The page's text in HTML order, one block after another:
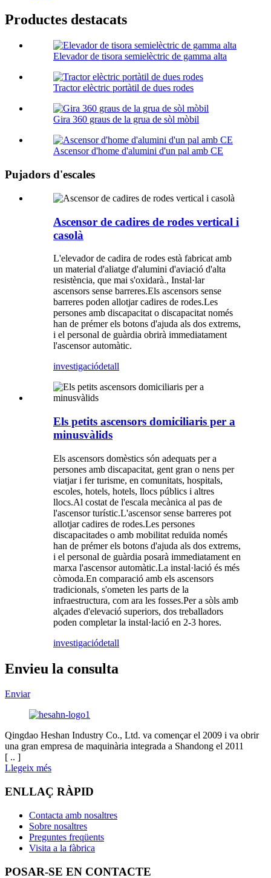
Productes destacats
Elevador de tisora ​​semielèctric de gamma alta
Tractor elèctric portàtil de dues rodes
Gira 360 graus de la grua de sòl mòbil
Ascensor d'home d'alumini d'un pal amb CE
Pujadors d'escales
Ascensor de cadires de rodes vertical i
casolà
L'elevador de cadira de rodes està fabricat amb
un material d'aliatge d'alumini d'aviació d'alta
resistència, que mai s'oxidarà., Instal·lar
ascensors sense barreres.Els ascensors sense
barreres poden allotjar cadires de rodes.Les
persones amb discapacitat o discapacitat només
han de prémer els botons d'ajuda als dos extrems,
i el personal de guàrdia obrirà immediatament
l'ascensor automàtic.
investigaciódetall
Els petits ascensors domiciliaris per a
minusvàlids
Els ascensors domèstics són adequats per a
persones amb discapacitat, gent gran o nens per
viatjar i fer turisme, en comunitats, hospitals,
escoles, hotels, hotels, llocs públics i altres
llocs.Al costat de l'escala mecànica al pas de
l'ascensor turístic.L'ascensor sense barreres pot
allotjar cadires de rodes.Les persones
discapacitades o amb mobilitat reduïda només
han de prémer els botons d'ajuda als dos extrems,
i el personal de guàrdia posarà immediatament en
marxa l'ascensor automàtic.La instal·lació és més
còmoda.En comparació amb els ascensors
tradicionals, s'ometen les parts de la
infraestructura, com ara les fosses.Per a sòls amb
alçades d'elevació superiors, dos treballadors
poden completar la instal·lació en 2-3 hores.
investigaciódetall
Envieu la consulta
Enviar
Qingdao Heshan Industry Co., Ltd. va començar el 2009 i va obrir
una gran empresa de maquinària integrada a Shandong el 2011
[ .. ]
Llegeix més
ENLLAÇ RÀPID
Contacta amb nosaltres
Sobre nosaltres
Preguntes freqüents
Visita a la fàbrica
POSAR-SE EN CONTACTE